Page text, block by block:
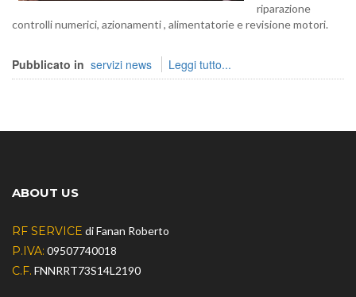
riparazione
controlli numerici, azionamenti , alimentatorie e revisione motori.
Pubblicato in servizi news Leggi tutto...
ABOUT US
RF SERVICE di Fanan Roberto
P.IVA: 09507740018
C.F. FNNRRT73S14L2190